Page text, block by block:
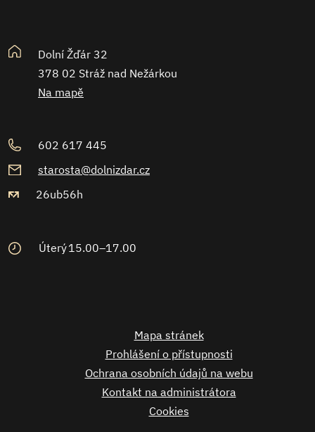
Dolní Žďár 32
378 02 Stráž nad Nežárkou
Na mapě
602 617 445
starosta@dolnizdar.cz
26ub56h
Úterý15.00–17.00
Mapa stránek
Prohlášení o přístupnosti
Ochrana osobních údajů na webu
Kontakt na administrátora
Cookies